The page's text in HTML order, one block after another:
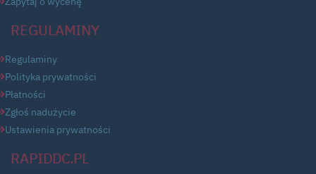
REGULAMINY
Regulaminy
Polityka prywatności
Płatności
Zgłoś nadużycie
Ustawienia prywatności
RAPIDDC.PL